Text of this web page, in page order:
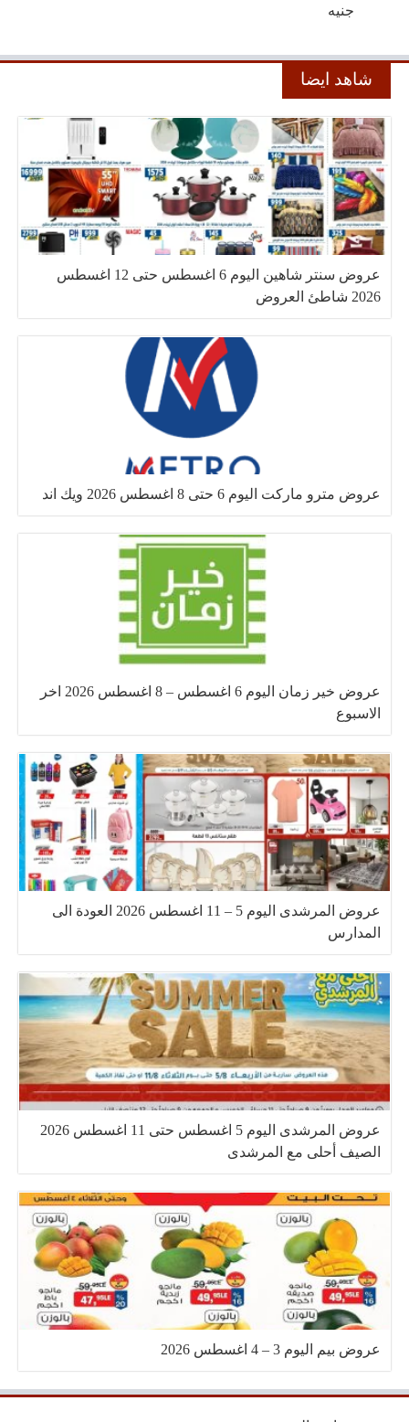
جنيه
شاهد ايضا
عروض سنتر شاهين اليوم 6 اغسطس حتى 12 اغسطس
2026 شاطئ العروض
عروض مترو ماركت اليوم 6 حتى 8 اغسطس 2026 ويك اند
عروض خير زمان اليوم 6 اغسطس – 8 اغسطس 2026 اخر
الاسبوع
عروض المرشدى اليوم 5 – 11 اغسطس 2026 العودة الى
المدارس
عروض المرشدى اليوم 5 اغسطس حتى 11 اغسطس 2026
الصيف أحلى مع المرشدى
عروض بيم اليوم 3 – 4 اغسطس 2026